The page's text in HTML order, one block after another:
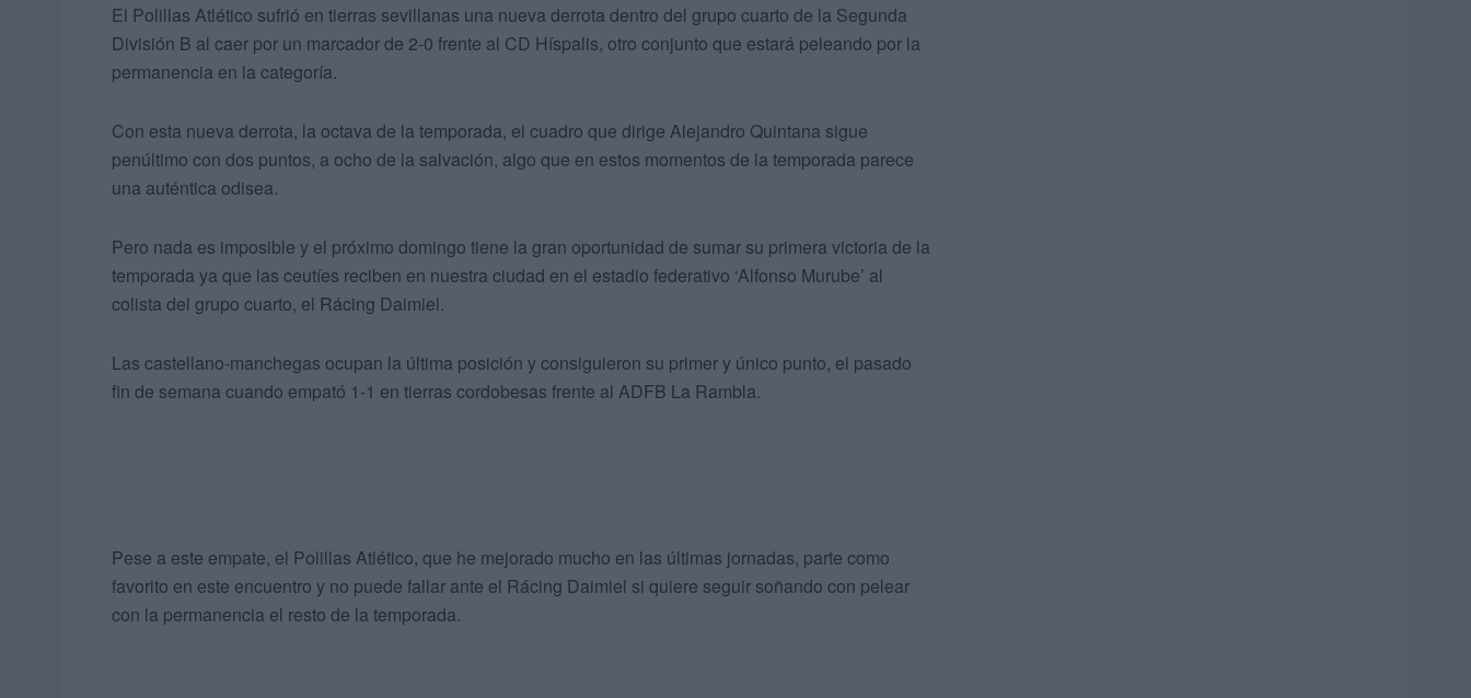
El Polillas Atlético sufrió en tierras sevillanas una nueva derrota dentro del grupo cuarto de la Segunda
División B al caer por un marcador de 2-0 frente al CD Híspalis, otro conjunto que estará peleando por la
permanencia en la categoría.
Con esta nueva derrota, la octava de la temporada, el cuadro que dirige Alejandro Quintana sigue
penúltimo con dos puntos, a ocho de la salvación, algo que en estos momentos de la temporada parece
una auténtica odisea.
Pero nada es imposible y el próximo domingo tiene la gran oportunidad de sumar su primera victoria de la
temporada ya que las ceutíes reciben en nuestra ciudad en el estadio federativo ‘Alfonso Murube’ al
colista del grupo cuarto, el Rácing Daimiel.
Las castellano-manchegas ocupan la última posición y consiguieron su primer y único punto, el pasado
fin de semana cuando empató 1-1 en tierras cordobesas frente al ADFB La Rambla.
Pese a este empate, el Polillas Atlético, que he mejorado mucho en las últimas jornadas, parte como
favorito en este encuentro y no puede fallar ante el Rácing Daimiel si quiere seguir soñando con pelear
con la permanencia el resto de la temporada.